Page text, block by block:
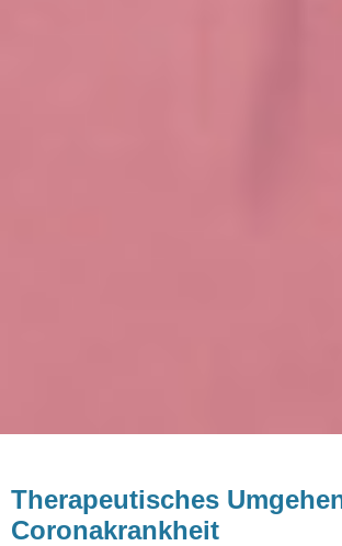
Therapeutisches
Coronakrankheit